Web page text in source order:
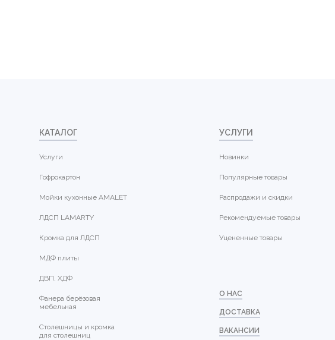
КАТАЛОГ
Услуги
Гофрокартон
Мойки кухонные AMALET
ЛДСП LAMARTY
Кромка для ЛДСП
МДФ плиты
ДВП, ХДФ
Фанера берёзовая
мебельная
Столешницы и кромка
для столешниц
УСЛУГИ
Новинки
Популярные товары
Распродажи и скидки
Рекомендуемые товары
Уцененные товары
О НАС
ДОСТАВКА
ВАКАНСИИ